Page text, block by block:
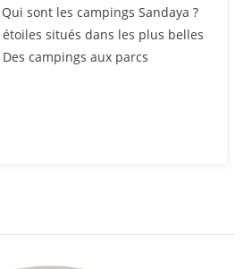
sont les campings Sandaya ?
situés dans les plus belles
campings aux parcs